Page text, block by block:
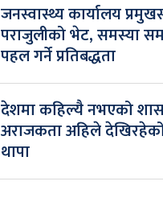
जनस्वास्थ्य कार्यालय
पराजुलीको भेट, समस्या
पहल गर्ने प्रतिबद्धता
देशमा कहिल्यै नभएको
अराजकता अहिले
थापा